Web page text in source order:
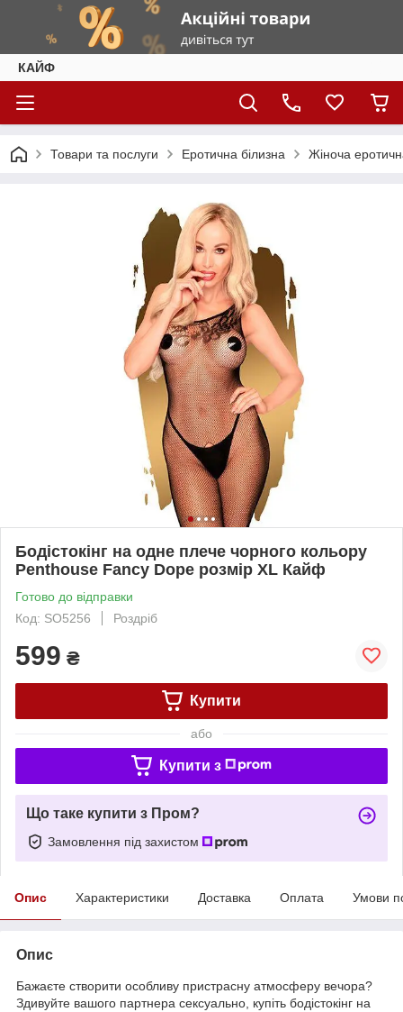
КАЙФ
Товари та послуги Еротична білизна Жіноча
Бодістокінг на одне плече чорного кольору
Penthouse Fancy Dope розмір XL Кайф
Готово до відправки
Код: SO5256
Роздріб
599 ₴
Купити
або
Купити з
Що таке купити з Пром?
Замовлення під захистом
Опис Характеристики Доставка Оплата Умови
Опис
Бажаєте створити особливу пристрасну атмосферу вечора?
Здивуйте вашого партнера сексуально, купіть бодістокінг на